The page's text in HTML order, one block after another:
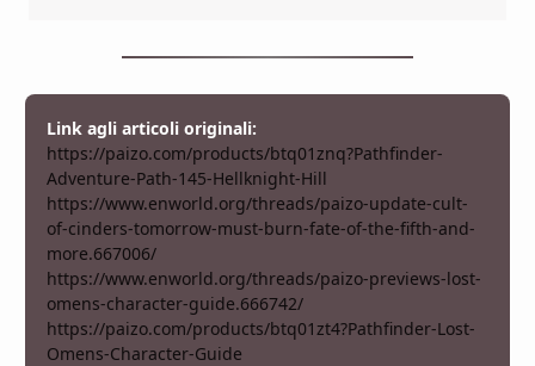
Link agli articoli originali:
https://paizo.com/products/btq01znq?Pathfinder-
Adventure-Path-145-Hellknight-Hill
https://www.enworld.org/threads/paizo-update-cult-
of-cinders-tomorrow-must-burn-fate-of-the-fifth-and-
more.667006/
https://www.enworld.org/threads/paizo-previews-lost-
omens-character-guide.666742/
https://paizo.com/products/btq01zt4?Pathfinder-Lost-
Omens-Character-Guide